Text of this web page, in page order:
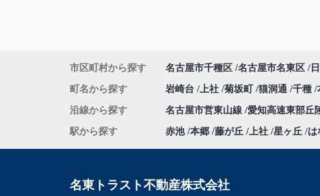
市区町村から探す 名古屋市千種区 名古屋市名東区
町名から探す 岩崎台 上社 菊坂町 猫洞通 千種
沿線から探す 名古屋市営東山線 愛知高速東部丘
駅から探す 赤池 本郷 藤が丘 上社 星ヶ丘 は
名東トラスト不動産株式会社